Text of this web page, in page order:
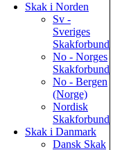
Skak i Norden
Sv -
Sveriges
Skakforbund
No - Norges
Skakforbund
No - Bergen
(Norge)
Nordisk
Skakforbund
Skak i Danmark
Dansk Skak